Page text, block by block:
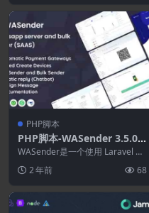
PHP脚本
PHP脚本-WASender 3.5.0-
Whatsapp服务器和批量发送
器
WASender是一个使用 Laravel 和
2 年前 68